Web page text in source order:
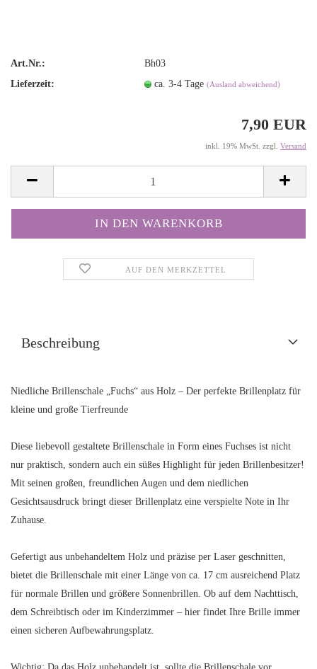
Art.Nr.:
Bh03
Lieferzeit:
ca. 3-4 Tage(Ausland abweichend)
7,90 EUR
inkl. 19% MwSt. zzgl. Versand
AUF DEN MERKZETTEL
Beschreibung
Niedliche Brillenschale „Fuchs“ aus Holz – Der perfekte Brillenplatz für
kleine und große Tierfreunde
Diese liebevoll gestaltete Brillenschale in Form eines Fuchses ist nicht
nur praktisch, sondern auch ein süßes Highlight für jeden Brillenbesitzer!
Mit seinen großen, freundlichen Augen und dem niedlichen
Gesichtsausdruck bringt dieser Brillenplatz eine verspielte Note in Ihr
Zuhause.
Gefertigt aus unbehandeltem Holz und präzise per Laser geschnitten,
bietet die Brillenschale mit einer Länge von ca. 17 cm ausreichend Platz
für normale Brillen und größere Sonnenbrillen. Ob auf dem Nachttisch,
dem Schreibtisch oder im Kinderzimmer – hier findet Ihre Brille immer
einen sicheren Aufbewahrungsplatz.